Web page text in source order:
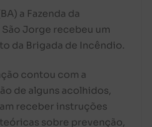
a Fazenda da
São Jorge recebeu um
da Brigada de Incêndio.
contou com a
de alguns acolhidos,
receber instruções
sobre prevenção,